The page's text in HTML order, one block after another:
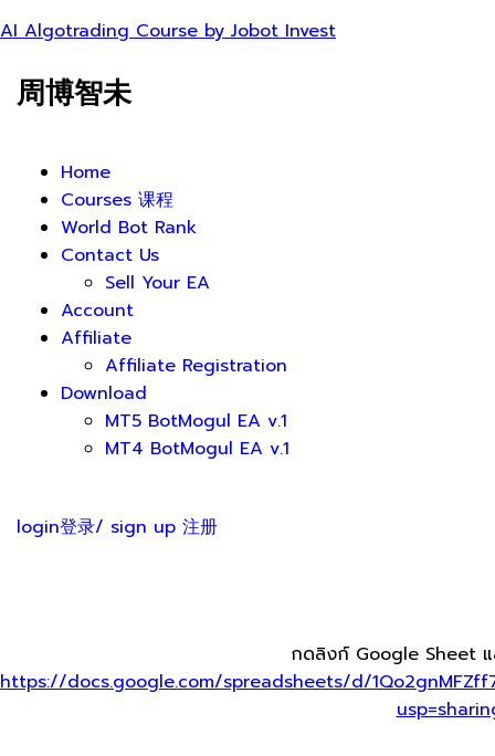
AI Algotrading Course by Jobot Invest
周博智未
Home
Courses 课程
World Bot Rank
Contact Us
Sell Your EA
Account
Affiliate
Affiliate Registration
Download
MT5 BotMogul EA v.1
MT4 BotMogul EA v.1
login登录/ sign up 注册
กดลิงก์ Google Sheet
https://docs.google.com/spreadsheets/d/